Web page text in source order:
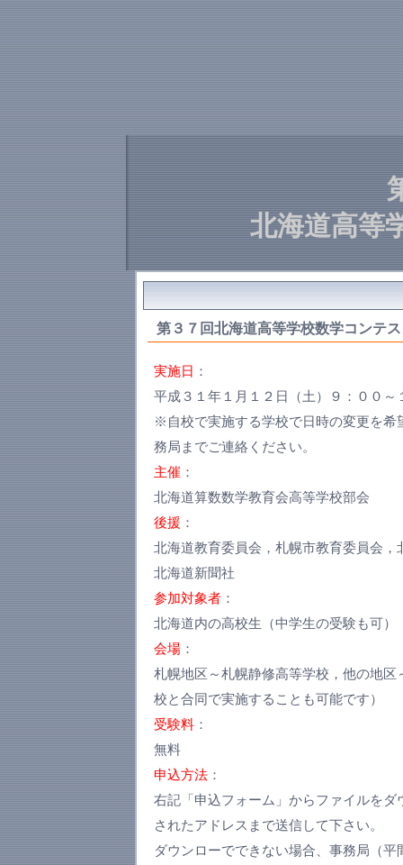
北海道高等
第３７回北海道高等学校数学コンテ
実施日 ：
平成３１年１月１２日（土）９：００～
※自校で実施する学校で日時の変更を希
務局までご連絡ください。
主催 ：
北海道算数数学教育会高等学校部会
後援 ：
北海道教育委員会，札幌市教育委員会，
北海道新聞社
参加対象者 ：
北海道内の高校生（中学生の受験も可）
会場 ：
札幌地区～札幌静修高等学校，他の地区
校と合同で実施することも可能です）
受験料 ：
無料
申込方法 ：
右記「申込フォーム」からファイルをダ
されたアドレスまで送信して下さい。
ダウンローでできない場合、事務局（